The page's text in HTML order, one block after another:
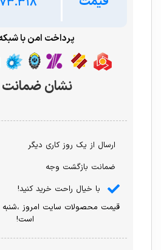
پرداخت امن با
نشان
ارسال از یک روز کاری دیگر
ضمانت بازگشت وجه
با خیال راحت خرید کنید!
است!